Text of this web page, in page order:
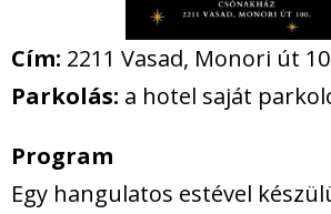
Cím: 2211 Vasad, Monori út
Parkolás: a hotel saját
Program
Egy hangulatos estével